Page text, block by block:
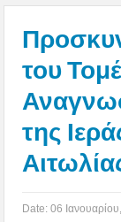
του
της
Date:06